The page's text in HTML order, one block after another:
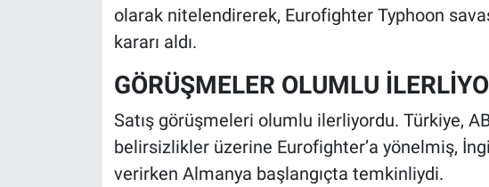
olarak nitelendirerek, Eurofighter Typhoon
kararı aldı.
GÖRÜŞMELER OLUMLU
Satış görüşmeleri olumlu ilerliyordu. Türkiye,
belirsizlikler üzerine Eurofighter’a yönelmiş,
verirken Almanya başlangıçta temkinliydi.
Koronavirüs
Kültür Sanat